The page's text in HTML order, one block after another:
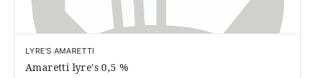
LYRE'S AMARETTI
Amaretti lyre's 0,5 %